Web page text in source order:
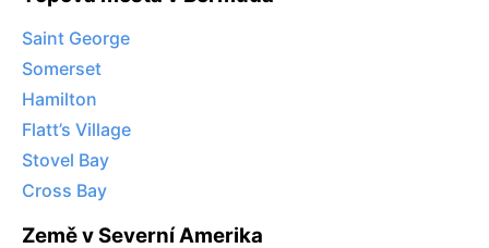
Saint George
Somerset
Hamilton
Flatt’s Village
Stovel Bay
Cross Bay
Země v Severní Amerika